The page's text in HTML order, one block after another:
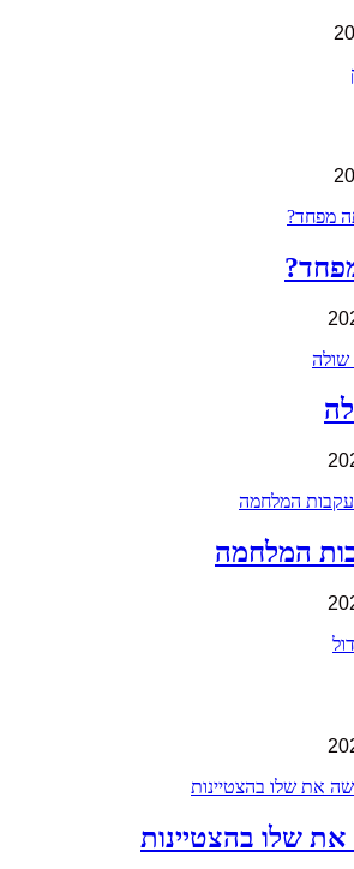
המלחמה
שלו בהצטיינות